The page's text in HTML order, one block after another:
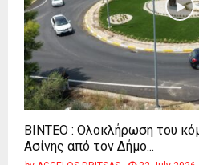
ΒΙΝΤΕΟ : Ολοκλήρωση του
Ασίνης από τον Δήμο...